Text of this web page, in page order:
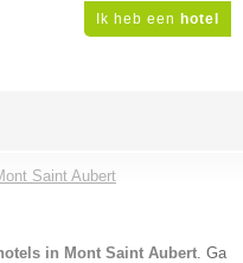
Ik heb een hotel
Saint Aubert
in Mont Saint Aubert. Ga